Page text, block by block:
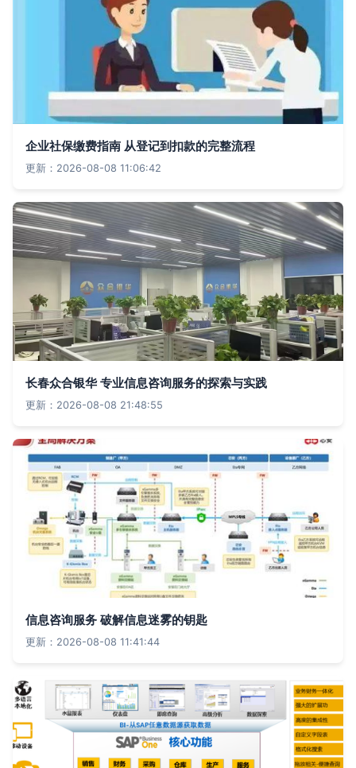
企业社保缴费指南 从登记到扣款的完整流程
更新：2026-08-08 11:06:42
长春众合银华 专业信息咨询服务的探索与实践
更新：2026-08-08 21:48:55
信息咨询服务 破解信息迷雾的钥匙
更新：2026-08-08 11:41:44